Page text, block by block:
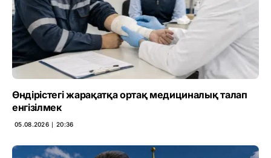
Өндірістегі жарақатқа ортақ медициналық талап
енгізілмек
05.08.2026 ∣ 20:36